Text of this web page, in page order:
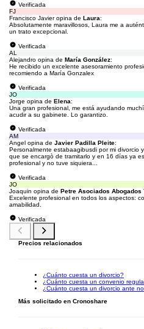
Verificada
FJ
Francisco Javier opina de Laura:
Absolutamente maravillosos, Laura me a
un trato excepcional.
Verificada
AL
Alejandro opina de María González:
He recibido un excelente asesoramiento
recomiendo a María Gonzalex
Verificada
JO
Jorge opina de Elena:
Una gran profesional, me está ayudando
acudir a su gabinete. Lo garantizo.
Verificada
AM
Angel opina de Javier Padilla Pleite:
Personalmente estabaagibusdi por mi divorcio
que se encargò de tramitarlo y en 16 días ya
profesional y no tuve siquiera...
Verificada
JO
Joaquin opina de Petre Asociados Abogados
Excelente profesional en todos los aspectos:
amabilidad.
Verificada
Precios relacionados
¿Cuánto cuesta un divorcio?
¿Cuánto cuesta un convenio
¿Cuánto cuesta un divorcio ante
Más solicitado en Cronoshare